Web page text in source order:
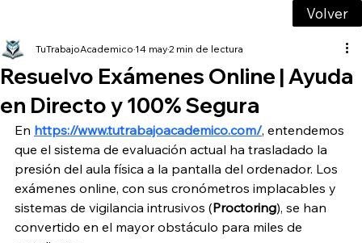
Volver
Resuelvo Exámenes Online | Ayuda
en Directo y 100% Segura
TuTrabajoAcademico 14 may2 min de lectura
En https://www.tutrabajoacademico.com/, entendemos
que el sistema de evaluación actual ha trasladado la
presión del aula física a la pantalla del ordenador. Los
exámenes online, con sus cronómetros implacables y
sistemas de vigilancia intrusivos (Proctoring), se han
convertido en el mayor obstáculo para miles de